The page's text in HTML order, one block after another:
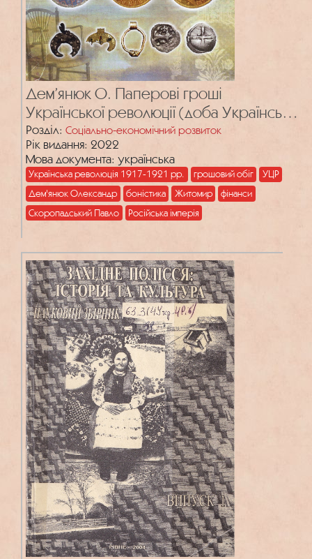
Дем’янюк О. Паперові гроші
Української революції (доба Української
Центральної ради 1917–1918)
Розділ: Соціально-економічний розвиток
Рік видання: 2022
Мова документа: українська
Українська революція 1917-1921 рр. грошовий обіг
УЦР
Дем'янюк Олександр
боністика Житомир
фінанси
Скоропадський Павло
Російська імперія